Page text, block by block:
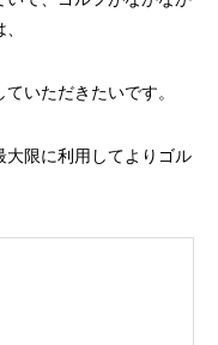
いただきたいです。
大限に利用してよりゴル